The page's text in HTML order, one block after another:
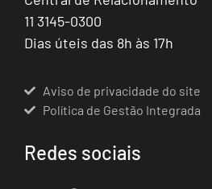
11 3145-0300
Dias úteis das 8h às 17h
Aviso de privacidade do site
Política de Gestão Integrada
Redes sociais